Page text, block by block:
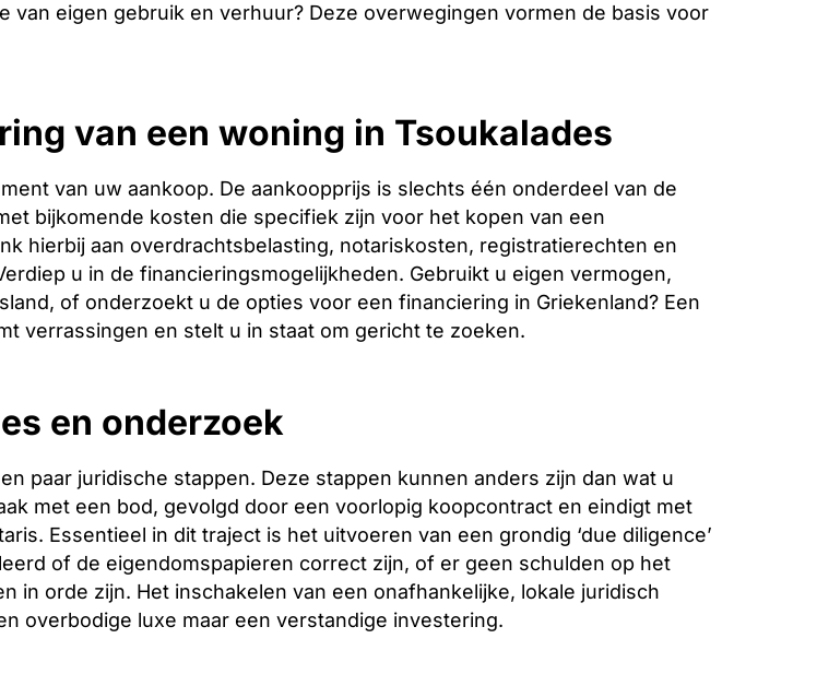
van eigen gebruik en verhuur? Deze overwegingen vormen de basis voor
van een woning in Tsoukalades
van uw aankoop. De aankoopprijs is slechts één onderdeel van de
bijkomende kosten die specifiek zijn voor het kopen van een
hierbij aan overdrachtsbelasting, notariskosten, registratierechten en
u in de financieringsmogelijkheden. Gebruikt u eigen vermogen,
of onderzoekt u de opties voor een financiering in Griekenland? Een
verrassingen en stelt u in staat om gericht te zoeken.
en onderzoek
paar juridische stappen. Deze stappen kunnen anders zijn dan wat u
met een bod, gevolgd door een voorlopig koopcontract en eindigt met
Essentieel in dit traject is het uitvoeren van een grondig ‘due diligence’
of de eigendomspapieren correct zijn, of er geen schulden op het
in orde zijn. Het inschakelen van een onafhankelijke, lokale juridisch
overbodige luxe maar een verstandige investering.